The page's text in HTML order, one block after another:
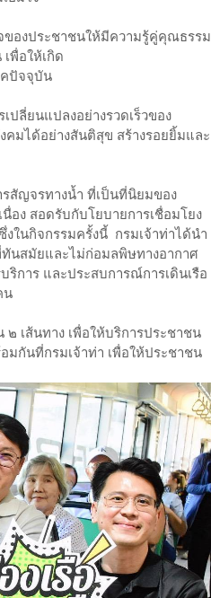
องประชาชนให้มีความรู้คู่คุณธรรม
พื่อให้เกิด
คปัจจุบัน
ปลี่ยนแปลงอย่างรวดเร็วของ
คมได้อย่างสันติสุข สร้างรอยยิ้มและ
รสัญจรทางน้ำ ที่เป็นที่นิยมของ
อง สอดรับกับโยบายการเชื่อมโยง
ในกิจกรรมครั้งนี้ กรมเจ้าท่าได้นำ
ทันสมัยและไม่ก่อมลพิษทางอากาศ
ริการ และประสบการณ์การเดินเรือ
น
๒ เส้นทาง เพื่อให้บริการประชาชน
มกันที่กรมเจ้าท่า เพื่อให้ประชาชน